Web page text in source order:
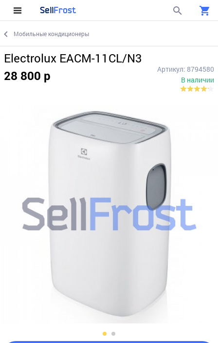
SellFrost
Мобильные кондиционеры
Electrolux EACM-11CL/N3
28 800 р
Артикул: 8794580
В наличии